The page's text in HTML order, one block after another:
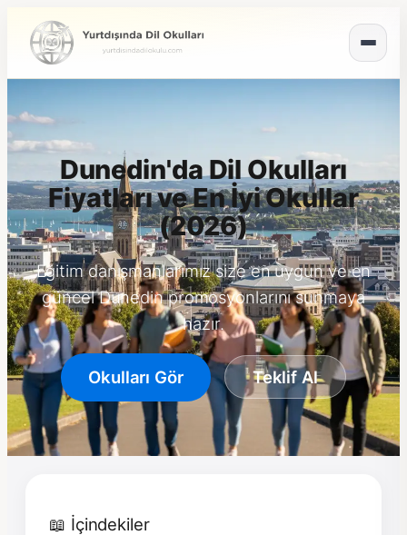
Dunedin'da Dil Okulları
Fiyatları ve En İyi Okullar
(2026)
Eğitim danışmanlarımız size en uygun ve en
güncel Dunedin promosyonlarını sunmaya
hazır.
Okulları Gör Teklif Al
📖 İçindekiler